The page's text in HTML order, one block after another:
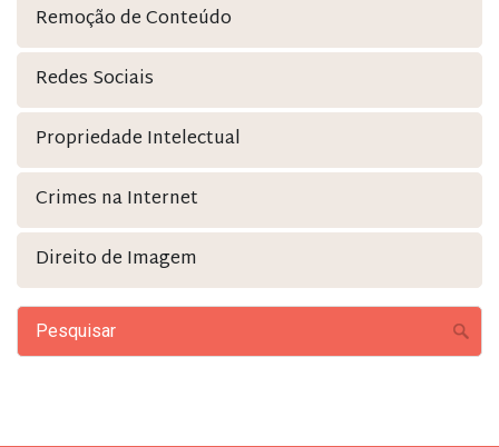
Remoção de Conteúdo
Redes Sociais
Propriedade Intelectual
Crimes na Internet
Direito de Imagem